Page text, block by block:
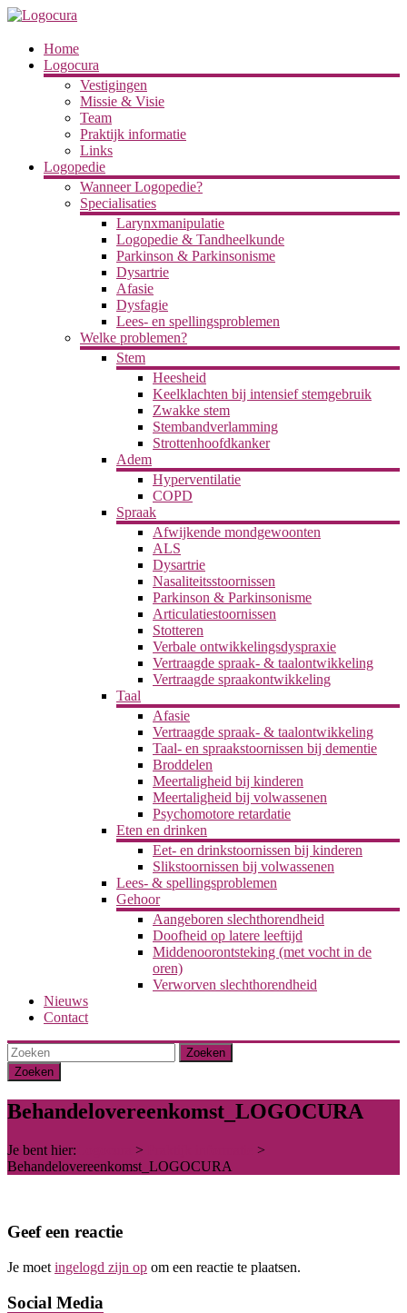
Ga
inhoud
Logocura
Home
Logocura
Vestigingen
Missie & Visie
Team
Praktijk informatie
Links
Logopedie
Wanneer Logopedie?
Specialisaties
Larynxmanipulatie
Logopedie & Tandheelkunde
Parkinson & Parkinsonisme
Dysartrie
Afasie
Dysfagie
Lees- en spellingsproblemen
Welke problemen?
Stem
Heesheid
Keelklachten bij intensief stemgebruik
Zwakke stem
Stembandverlamming
Strottenhoofdkanker
Adem
Hyperventilatie
COPD
Spraak
Afwijkende mondgewoonten
ALS
Dysartrie
Nasaliteitsstoornissen
Parkinson & Parkinsonisme
Articulatiestoornissen
Stotteren
Verbale ontwikkelingsdyspraxie
Vertraagde spraak- & taalontwikkeling
Vertraagde spraakontwikkeling
Taal
Afasie
Vertraagde spraak- & taalontwikkeling
Taal- en spraakstoornissen bij dementie
Broddelen
Meertaligheid bij kinderen
Meertaligheid bij volwassenen
Psychomotore retardatie
Eten en drinken
Eet- en drinkstoornissen bij kinderen
Slikstoornissen bij volwassenen
Lees- & spellingsproblemen
Gehoor
Aangeboren slechthorendheid
Doofheid op latere leeftijd
Middenoorontsteking (met vocht in de
oren)
Verworven slechthorendheid
Nieuws
Contact
Zoeken
Behandelovereenkomst_LOGOCURA
Je bent hier: >
>
Behandelovereenkomst_LOGOCURA
Geef een reactie
Je moet ingelogd zijn op om een reactie te plaatsen.
Social Media